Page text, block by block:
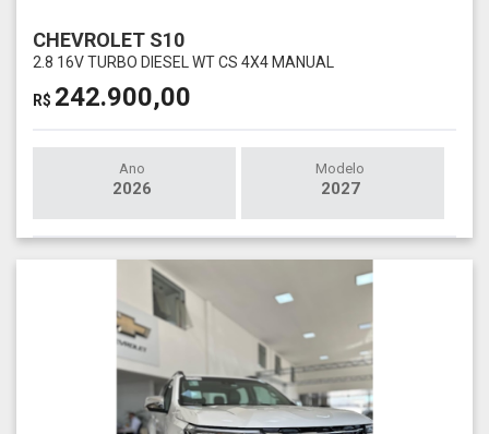
CHEVROLET S10
2.8 16V TURBO DIESEL WT CS 4X4 MANUAL
R$ 242.900,00
Ano
2026
Modelo
2027